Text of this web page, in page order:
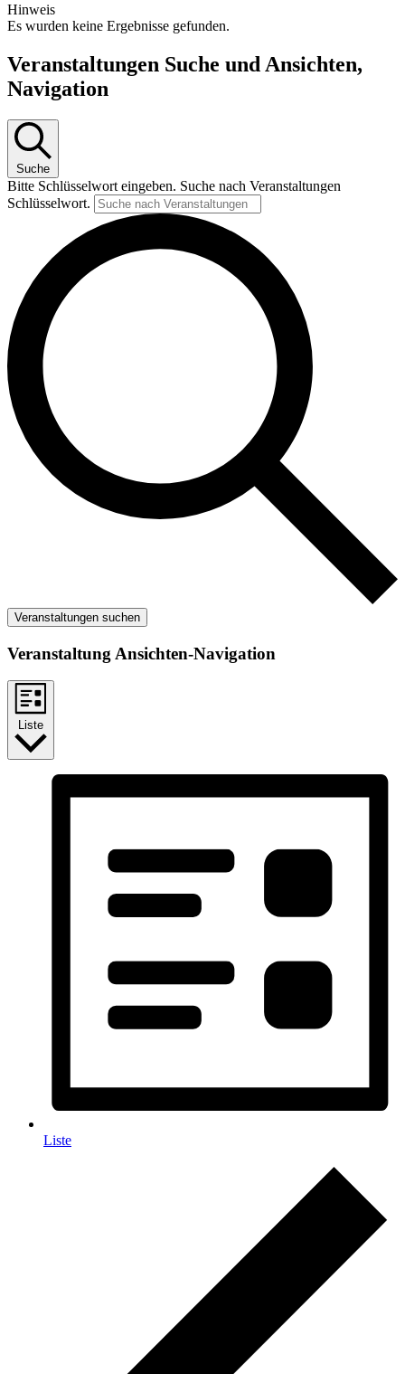
Hinweis
Es wurden keine Ergebnisse gefunden.
Veranstaltungen Suche und Ansichten,
Navigation
Suche
Bitte Schlüsselwort eingeben. Suche nach Veranstaltungen
Schlüsselwort.
Veranstaltungen suchen
Veranstaltung Ansichten-Navigation
Liste
Liste